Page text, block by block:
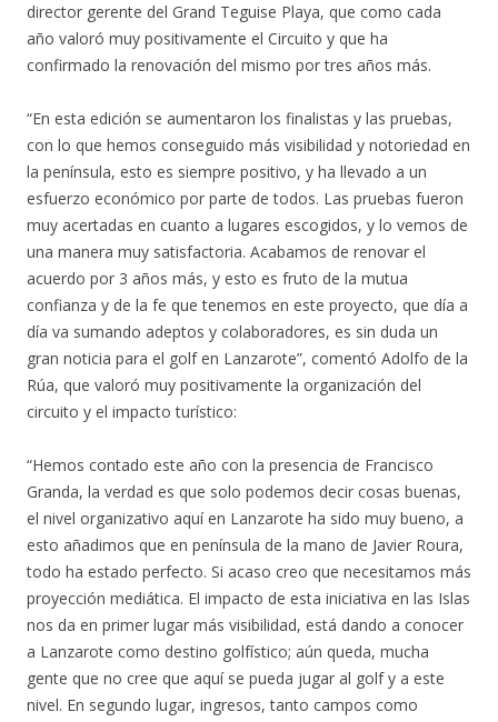
director gerente del Grand Teguise Playa, que como cada
año valoró muy positivamente el Circuito y que ha
confirmado la renovación del mismo por tres años más.
“En esta edición se aumentaron los finalistas y las pruebas,
con lo que hemos conseguido más visibilidad y notoriedad en
la península, esto es siempre positivo, y ha llevado a un
esfuerzo económico por parte de todos. Las pruebas fueron
muy acertadas en cuanto a lugares escogidos, y lo vemos de
una manera muy satisfactoria. Acabamos de renovar el
acuerdo por 3 años más, y esto es fruto de la mutua
confianza y de la fe que tenemos en este proyecto, que día a
día va sumando adeptos y colaboradores, es sin duda un
gran noticia para el golf en Lanzarote”, comentó Adolfo de la
Rúa, que valoró muy positivamente la organización del
circuito y el impacto turístico:
“Hemos contado este año con la presencia de Francisco
Granda, la verdad es que solo podemos decir cosas buenas,
el nivel organizativo aquí en Lanzarote ha sido muy bueno, a
esto añadimos que en península de la mano de Javier Roura,
todo ha estado perfecto. Si acaso creo que necesitamos más
proyección mediática. El impacto de esta iniciativa en las Islas
nos da en primer lugar más visibilidad, está dando a conocer
a Lanzarote como destino golfístico; aún queda, mucha
gente que no cree que aquí se pueda jugar al golf y a este
nivel. En segundo lugar, ingresos, tanto campos como